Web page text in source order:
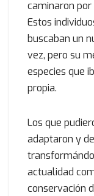
caminaron
Estos
buscaban un
vez, pero su
especies que
propia.
Los que
adaptaron y
actualidad
conservación